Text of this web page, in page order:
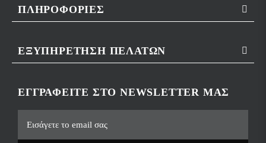
ΠΛΗΡΟΦΟΡΊΕΣ
ΕΞΥΠΗΡΈΤΗΣΗ ΠΕΛΑΤΏΝ
ΕΓΓΡΑΦΕΊΤΕ ΣΤΟ NEWSLETTER ΜΑΣ